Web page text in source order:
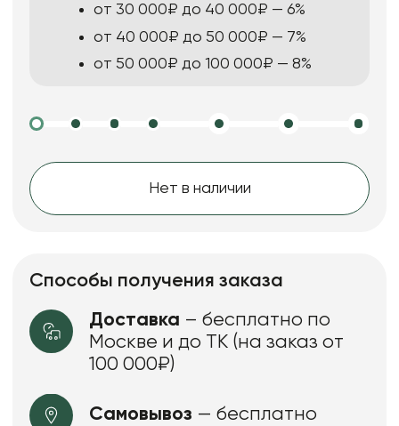
от 30 000₽ до 40 000₽ — 6%
от 40 000₽ до 50 000₽ — 7%
от 50 000₽ до 100 000₽ — 8%
Нет в наличии
Способы получения заказа
Доставка – бесплатно по
Москве и до ТК (на заказ от
100 000₽)
Самовывоз — бесплатно